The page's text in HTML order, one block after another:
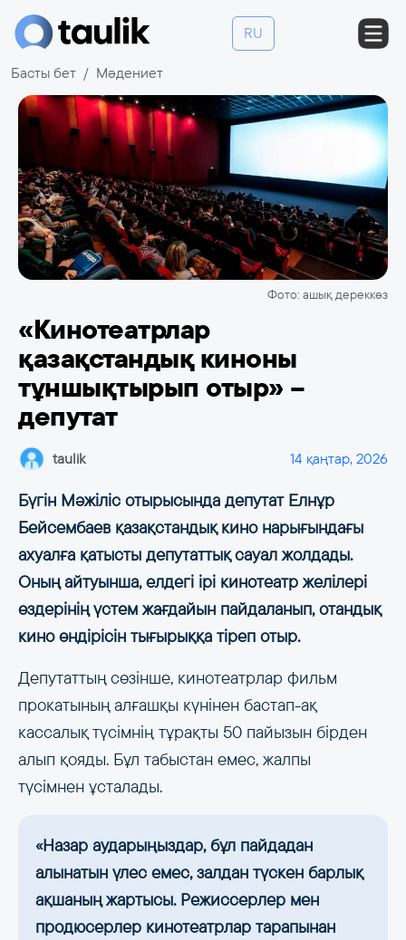
RU
Басты бет Мәдениет
Фото: ашық дереккөз
«Кинотеатрлар
қазақстандық киноны
тұншықтырып отыр» –
депутат
taulik 14 қаңтар, 2026
Бүгін Мәжіліс отырысында депутат Елнұр
Бейсембаев қазақстандық кино нарығындағы
ахуалға қатысты депутаттық сауал жолдады.
Оның айтуынша, елдегі ірі кинотеатр желілері
өздерінің үстем жағдайын пайдаланып, отандық
кино өндірісін тығырыққа тіреп отыр.
Депутаттың сөзінше, кинотеатрлар фильм
прокатының алғашқы күнінен бастап-ақ
кассалық түсімнің тұрақты 50 пайызын бірден
алып қояды. Бұл табыстан емес, жалпы
түсімнен ұсталады.
«Назар аударыңыздар, бұл пайдадан
алынатын үлес емес, залдан түскен барлық
ақшаның жартысы. Режиссерлер мен
продюсерлер кинотеатрлар тарапынан